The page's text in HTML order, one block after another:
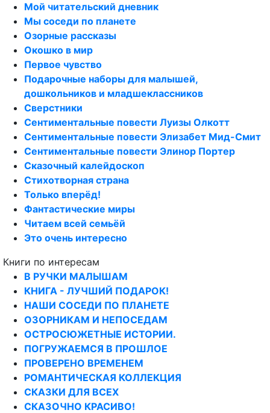
Мой читательский дневник
Мы соседи по планете
Озорные рассказы
Окошко в мир
Первое чувство
Подарочные наборы для малышей,
дошкольников и младшеклассников
Сверстники
Сентиментальные повести Луизы Олкотт
Сентиментальные повести Элизабет Мид-Смит
Сентиментальные повести Элинор Портер
Сказочный калейдоскоп
Стихотворная страна
Только вперёд!
Фантастические миры
Читаем всей семьёй
Это очень интересно
Книги по интересам
В РУЧКИ МАЛЫШАМ
КНИГА - ЛУЧШИЙ ПОДАРОК!
НАШИ СОСЕДИ ПО ПЛАНЕТЕ
ОЗОРНИКАМ И НЕПОСЕДАМ
ОСТРОСЮЖЕТНЫЕ ИСТОРИИ.
ПОГРУЖАЕМСЯ В ПРОШЛОЕ
ПРОВЕРЕНО ВРЕМЕНЕМ
РОМАНТИЧЕСКАЯ КОЛЛЕКЦИЯ
СКАЗКИ ДЛЯ ВСЕХ
СКАЗОЧНО КРАСИВО!